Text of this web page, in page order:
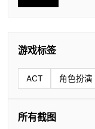
游戏标签
ACT 角色扮演
所有截图